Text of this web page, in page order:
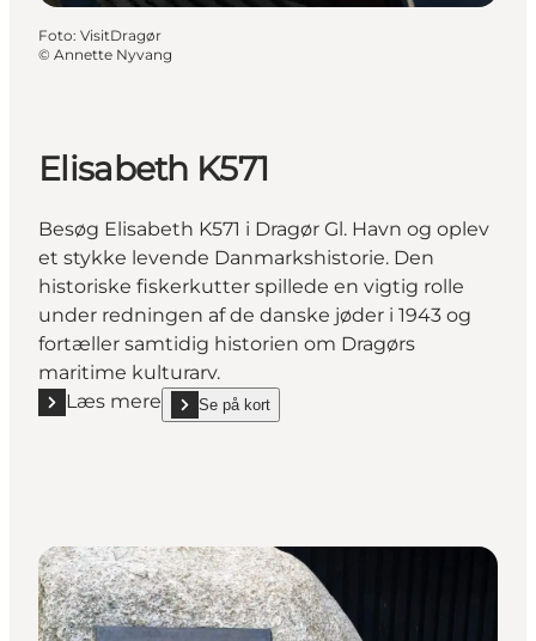
Foto: VisitDragør
© Annette Nyvang
Elisabeth K571
Besøg Elisabeth K571 i Dragør Gl. Havn og oplev
et stykke levende Danmarkshistorie. Den
historiske fiskerkutter spillede en vigtig rolle
under redningen af de danske jøder i 1943 og
fortæller samtidig historien om Dragørs
maritime kulturarv.
Læs mere
Læs mere "Elisabeth K571"
Se på kort
show Elisabeth K571 on_map